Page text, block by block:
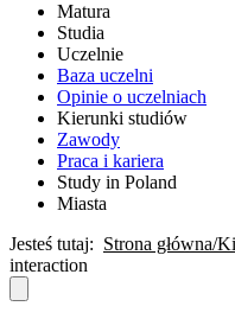
Matura
Studia
Uczelnie
Baza uczelni
Opinie o uczelniach
Kierunki studiów
Zawody
Praca i kariera
Study in Poland
Miasta
Jesteś tutaj: Strona główna
interaction